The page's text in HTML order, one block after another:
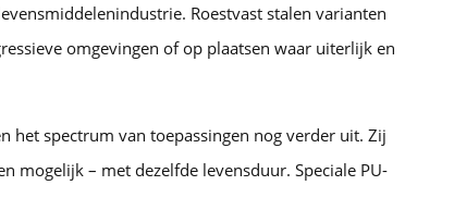
Roestvast stalen varianten
omgevingen of op plaatsen waar uiterlijk en
het spectrum van toepassingen nog verder uit. Zij
mogelijk – met dezelfde levensduur. Speciale PU-